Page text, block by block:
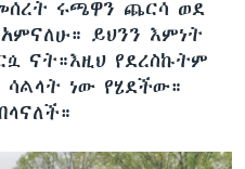
ሩጫዋን ጨርሳ ወደ
ይህንን እምነት
ናት።እዚህ የደረስኩትም
ነው የሄደችው።